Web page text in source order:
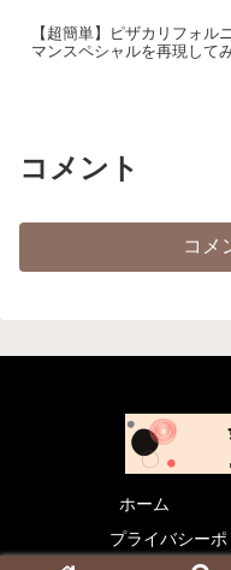
【超簡単】ピザカリフォル
マンスペシャルを再現してみ
コメント
コメ
ホーム
プライバシー